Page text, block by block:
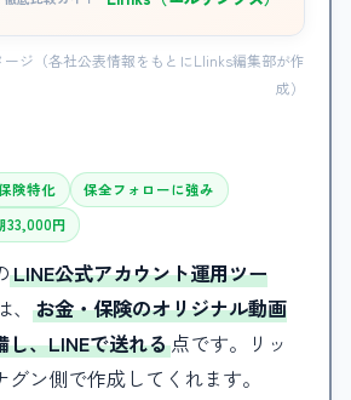
ジ（各社公表情報をもとにLlinks編集部が作
成）
険特化
保全フォローに強み
33,000円
LINE公式アカウント運用ツー
お金・保険のオリジナル動画
し、LINEで送れる点です。リッ
ン側で作成してくれます。